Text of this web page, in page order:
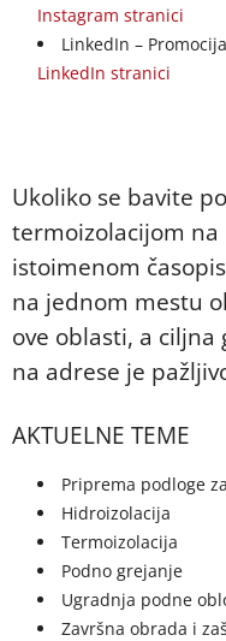
Instagram stranici
LinkedIn –
LinkedIn stranici
Ukoliko se bavite
termoizolacijom
istoimenom
na jednom mestu
ove oblasti, a
na adrese je
AKTUELNE TEME
Priprema podloge
Hidroizolacija
Termoizolacija
Podno grejanje
Ugradnja podne
Završna obrada i